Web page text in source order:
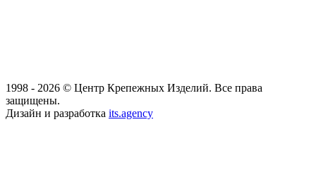
1998 - 2026 © Центр Крепежных Изделий. Все права
защищены.
Дизайн и разработка its.agency